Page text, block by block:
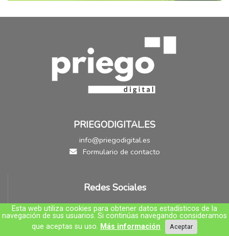
PRIEGODIGITAL.ES
info@priegodigital.es
Formulario de contacto
Redes Sociales
Esta web utiliza cookies para obtener datos estadísticos de la
navegación de sus usuarios. Si continúas navegando consideramos
que aceptas su uso. Más información Aceptar